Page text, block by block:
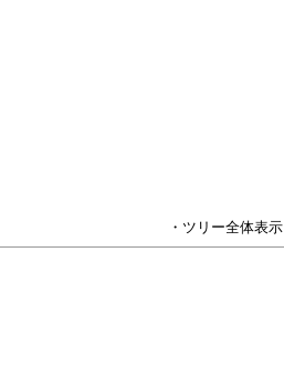
・ツリー全体表示